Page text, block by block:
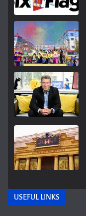
USEFUL LINKS